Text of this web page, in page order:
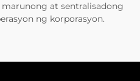
at sentralisadong
ng korporasyon.